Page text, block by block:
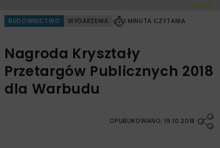
< Cofnij
BUDOWNICTWO WYDARZENIA 1 MINUTA CZYTANIA
Nagroda Kryształy
Przetargów Publicznych 2018
dla Warbudu
OPUBLIKOWANO: 19.10.2018